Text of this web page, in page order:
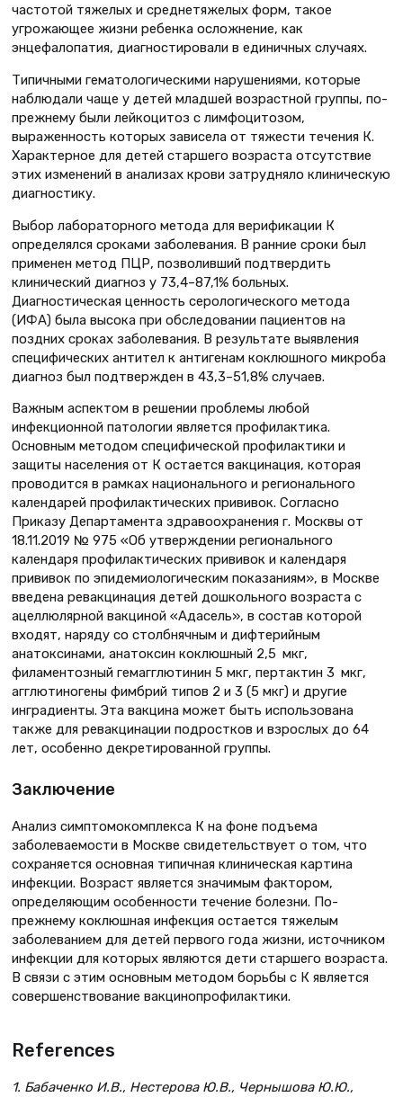
частотой тяжелых и среднетяжелых форм, такое
угрожающее жизни ребенка осложнение, как
энцефалопатия, диагностировали в единичных случаях.
Типичными гематологическими нарушениями, которые
наблюдали чаще у детей младшей возрастной группы, по-
прежнему были лейкоцитоз с лимфоцитозом,
выраженность которых зависела от тяжести течения К.
Характерное для детей старшего возраста отсутствие
этих изменений в анализах крови затрудняло клиническую
диагностику.
Выбор лабораторного метода для верификации К
определялся сроками заболевания. В ранние сроки был
применен метод ПЦР, позволивший подтвердить
клинический диагноз у 73,4–87,1% больных.
Диагностическая ценность серологического метода
(ИФА) была высока при обследовании пациентов на
поздних сроках заболевания. В результате выявления
специфических антител к антигенам коклюшного микроба
диагноз был подтвержден в 43,3–51,8% случаев.
Важным аспектом в решении проблемы любой
инфекционной патологии является профилактика.
Основным методом специфической профилактики и
защиты населения от К остается вакцинация, которая
проводится в рамках национального и регионального
календарей профилактических прививок. Согласно
Приказу Департамента здравоохранения г. Москвы от
18.11.2019 № 975 «Об утверждении регионального
календаря профилактических прививок и календаря
прививок по эпидемиологическим показаниям», в Москве
введена ревакцинация детей дошкольного возраста с
ацеллюлярной вакциной «Адасель», в состав которой
входят, наряду со столбнячным и дифтерийным
анатоксинами, анатоксин коклюшный 2,5 мкг,
филаментозный гемагглютинин 5 мкг, пертактин 3 мкг,
агглютиногены фимбрий типов 2 и 3 (5 мкг) и другие
инградиенты. Эта вакцина может быть использована
также для ревакцинации подростков и взрослых до 64
лет, особенно декретированной группы.
Заключение
Анализ симптомокомплекса К на фоне подъема
заболеваемости в Москве свидетельствует о том, что
сохраняется основная типичная клиническая картина
инфекции. Возраст является значимым фактором,
определяющим особенности течение болезни. По-
прежнему коклюшная инфекция остается тяжелым
заболеванием для детей первого года жизни, источником
инфекции для которых являются дети старшего возраста.
В связи с этим основным методом борьбы с К является
совершенствование вакцинопрофилактики.
References
1. Бабаченко И.В., Нестерова Ю.В., Чернышова Ю.Ю.,